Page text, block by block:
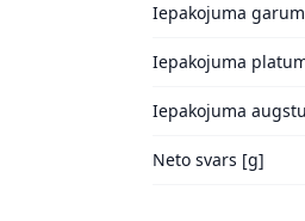
Iepakojuma
Iepakojuma
Iepakojuma
Neto svars [g]